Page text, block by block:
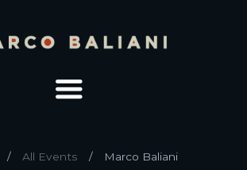
All Events Marco Baliani